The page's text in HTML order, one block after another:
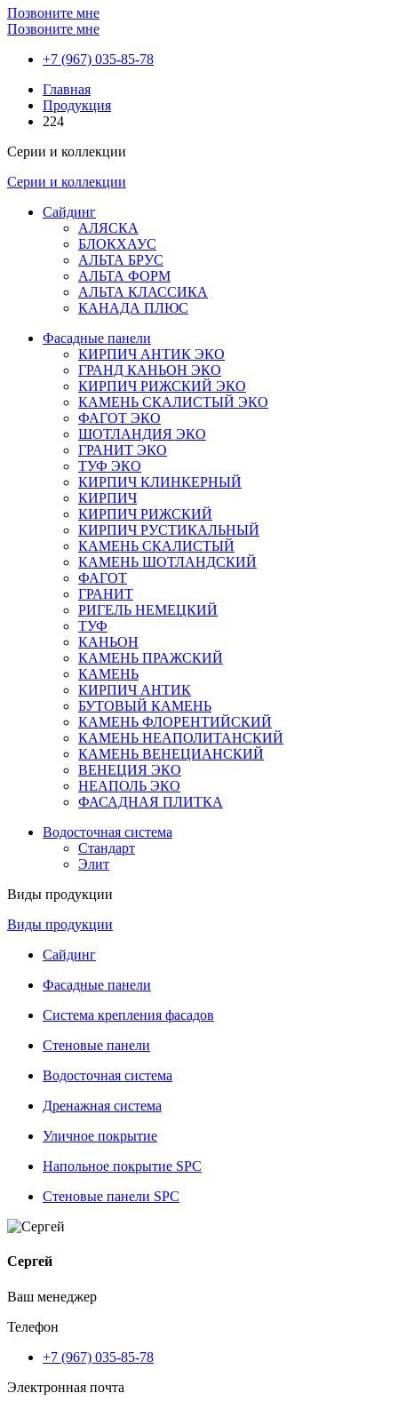
Позвоните мне
Позвоните мне
+7 (967) 035-85-78
Главная
Продукция
224
Серии и коллекции
Серии и коллекции
Сайдинг
АЛЯСКА
БЛОКХАУС
АЛЬТА БРУС
АЛЬТА ФОРМ
АЛЬТА КЛАССИКА
КАНАДА ПЛЮС
Фасадные панели
КИРПИЧ АНТИК ЭКО
ГРАНД КАНЬОН ЭКО
КИРПИЧ РИЖСКИЙ ЭКО
КАМЕНЬ СКАЛИСТЫЙ ЭКО
ФАГОТ ЭКО
ШОТЛАНДИЯ ЭКО
ГРАНИТ ЭКО
ТУФ ЭКО
КИРПИЧ КЛИНКЕРНЫЙ
КИРПИЧ
КИРПИЧ РИЖСКИЙ
КИРПИЧ РУСТИКАЛЬНЫЙ
КАМЕНЬ СКАЛИСТЫЙ
КАМЕНЬ ШОТЛАНДСКИЙ
ФАГОТ
ГРАНИТ
РИГЕЛЬ НЕМЕЦКИЙ
ТУФ
КАНЬОН
КАМЕНЬ ПРАЖСКИЙ
КАМЕНЬ
КИРПИЧ АНТИК
БУТОВЫЙ КАМЕНЬ
КАМЕНЬ ФЛОРЕНТИЙСКИЙ
КАМЕНЬ НЕАПОЛИТАНСКИЙ
КАМЕНЬ ВЕНЕЦИАНСКИЙ
ВЕНЕЦИЯ ЭКО
НЕАПОЛЬ ЭКО
ФАСАДНАЯ ПЛИТКА
Водосточная система
Стандарт
Элит
Виды продукции
Виды продукции
Сайдинг
Фасадные панели
Система крепления фасадов
Стеновые панели
Водосточная система
Дренажная система
Уличное покрытие
Напольное покрытие SPC
Стеновые панели SPC
Сергей
Ваш менеджер
Телефон
+7 (967) 035-85-78
Электронная почта